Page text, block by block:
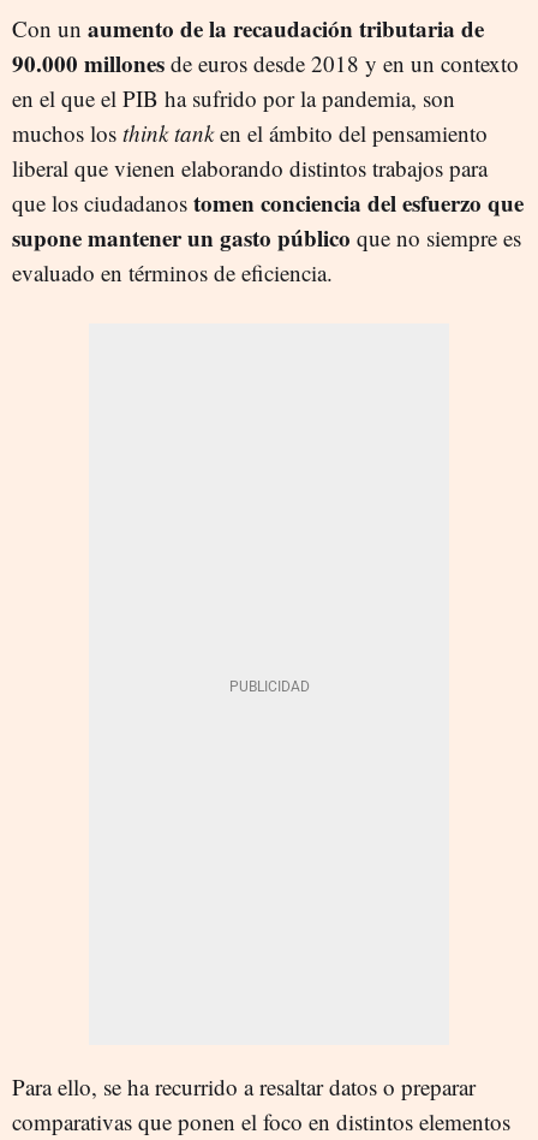
Con un aumento de la recaudación tributaria de
90.000 millones de euros desde 2018 y en un contexto
en el que el PIB ha sufrido por la pandemia, son
muchos los think tanken el ámbito del pensamiento
liberal que vienen elaborando distintos trabajos para
que los ciudadanos tomen conciencia del esfuerzo que
supone mantener un gasto público que no siempre es
evaluado en términos de eficiencia.
Para ello, se ha recurrido a resaltar datos o preparar
comparativas que ponen el foco en distintos elementos